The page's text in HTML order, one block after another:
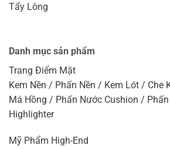
Tẩy Lông
Danh mục sản phẩm
Trang Điểm Mặt
Kem Nền / Phấn Nền / Kem Lót / Che
Má Hồng / Phấn Nước Cushion /
Highlighter
Mỹ Phẩm High-End